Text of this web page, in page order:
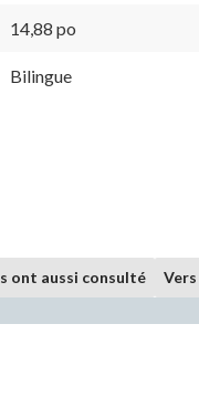
14,88 po
Bilingue
ont aussi consulté